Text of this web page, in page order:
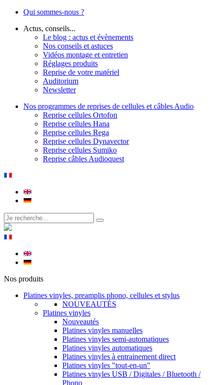
Qui sommes-nous ?
Actus, conseils...
Le blog : actus et évènements
Nos conseils et astuces
Vidéos montage et entretien
Réglages produits
Reprise de votre matériel
Auditorium
Newsletter
Nos programmes de reprises de cellules et câbles Audio
Reprise cellules Ortofon
Reprise cellules Hana
Reprise cellules Rega
Reprise cellules Dynavector
Reprise cellules Sumiko
Reprise câbles Audioquest
Nos produits
Platines vinyles, preamplis phono, cellules et stylus
NOUVEAUTÉS
Platines vinyles
Nouveautés
Platines vinyles manuelles
Platines vinyles semi-automatiques
Platines vinyles automatiques
Platines vinyles à entrainement direct
Platines vinyles "tout-en-un"
Platines vinyles USB / Digitales / Bluetooth /
Phono